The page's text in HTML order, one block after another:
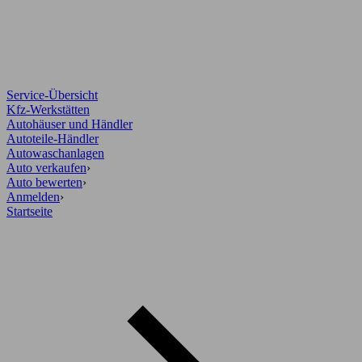
Service-Übersicht
Kfz-Werkstätten
Autohäuser und Händler
Autoteile-Händler
Autowaschanlagen
Auto verkaufen›
Auto bewerten›
Anmelden›
Startseite